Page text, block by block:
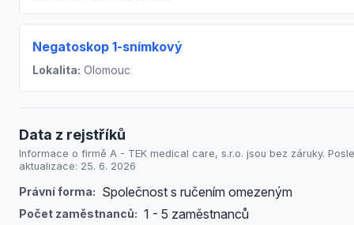
Negatoskop 1-snímkový
Lokalita: Olomouc
Data z rejstříků
Informace o firmě A - TEK medical care, s.r.o. jsou bez záruky.
aktualizace: 25. 6. 2026
Právní forma: Společnost s ručením omezeným
Počet zaměstnanců: 1 - 5 zaměstnanců